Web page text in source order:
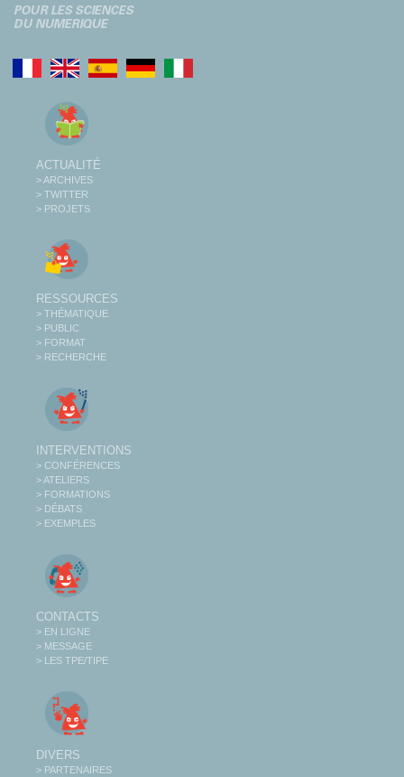
ACTUALITÉ
> ARCHIVES
> TWITTER
> PROJETS
RESSOURCES
> THÉMATIQUE
> PUBLIC
> FORMAT
> RECHERCHE
INTERVENTIONS
> CONFÉRENCES
> ATELIERS
> FORMATIONS
> DÉBATS
> EXEMPLES
CONTACTS
> EN LIGNE
> MESSAGE
> LES TPE/TIPE
DIVERS
> PARTENAIRES